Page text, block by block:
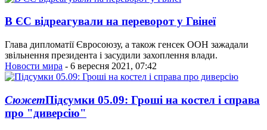
В ЄС відреагували на переворот у Гвінеї
Глава дипломатії Євросоюзу, а також генсек ООН зажадали
звільнення президента і засудили захоплення влади.
Новости мира - 6 вересня 2021, 07:42
СюжетПідсумки 05.09: Гроші на костел і справа
про "диверсію"